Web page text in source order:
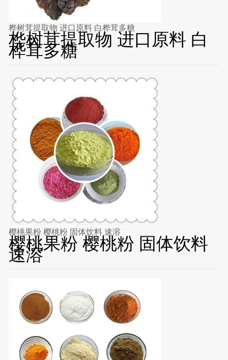
桦树茸提取物 进口原料 白桦茸多糖
桦树茸提取物 进口原料 白
桦茸多糖
樱桃果粉 樱桃粉 固体饮料 速溶
樱桃果粉 樱桃粉 固体饮料
速溶